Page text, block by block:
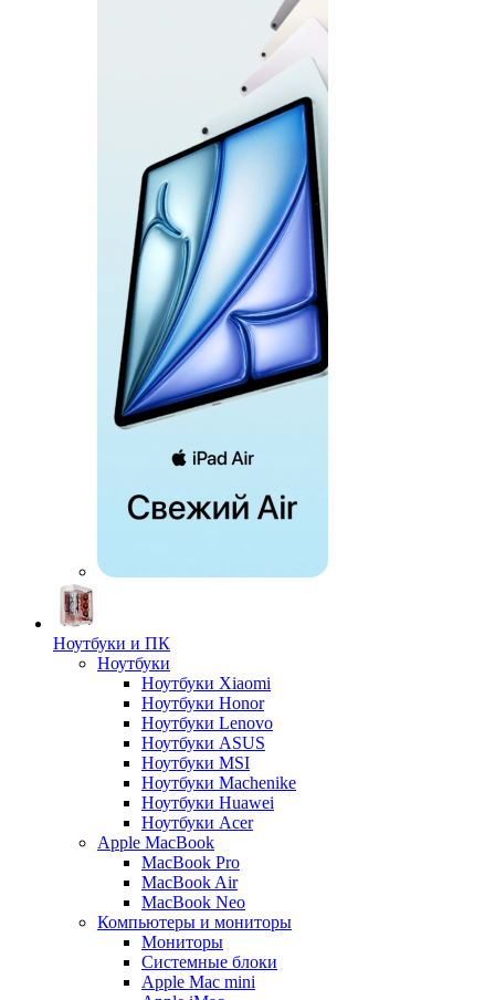
Ноутбуки и ПК
Ноутбуки
Ноутбуки Xiaomi
Ноутбуки Honor
Ноутбуки Lenovo
Ноутбуки ASUS
Ноутбуки MSI
Ноутбуки Machenike
Ноутбуки Huawei
Ноутбуки Acer
Apple MacBook
MacBook Pro
MacBook Air
MacBook Neo
Компьютеры и мониторы
Мониторы
Системные блоки
Apple Mac mini